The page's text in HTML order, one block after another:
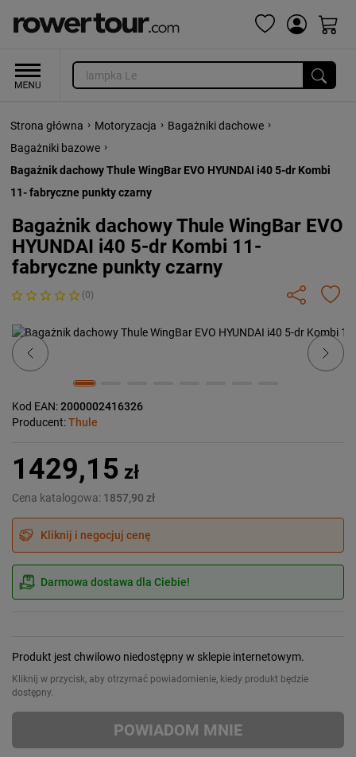
Strona główna › Motoryzacja › Bagażniki dachowe ›
Bagażniki bazowe ›
Bagażnik dachowy Thule WingBar EVO HYUNDAI i40 5-dr Kombi
11- fabryczne punkty czarny
Bagażnik dachowy Thule WingBar EVO
HYUNDAI i40 5-dr Kombi 11-
fabryczne punkty czarny
(0)
Previous Next
Kod EAN:2000002416326
Producent:Thule
1429,15 zł
Cena katalogowa: 1857,90 zł
Kliknij i negocjuj cenę
Darmowa dostawa dla Ciebie!
Produkt jest chwilowo niedostępny w sklepie internetowym.
Kliknij w przycisk, aby otrzymać powiadomienie, kiedy produkt będzie
dostępny.
POWIADOM MNIE